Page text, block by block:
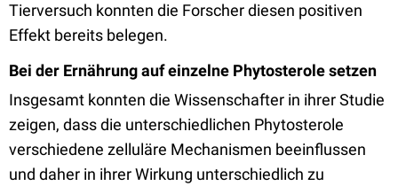
Tierversuch konnten die Forscher diesen positiven
Effekt bereits belegen.
Bei der Ernährung auf einzelne Phytosterole setzen
Insgesamt konnten die Wissenschafter in ihrer Studie
zeigen, dass die unterschiedlichen Phytosterole
verschiedene zelluläre Mechanismen beeinflussen
und daher in ihrer Wirkung unterschiedlich zu